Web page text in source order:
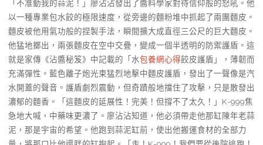
「不准動我的蒜泥！」廖沾沾發出了醬料學家對待信仰般的怒吼。他
以一種專業包水餃的極限速度，從旁邊的麵粉堆中抓起了兩團麵皮。
麵皮被他用氣功般的捏製手法，瞬間擴大成直徑三公尺的巨大麵皮。
他猛地擲出，兩張麵皮在空中交疊，變成一個半透明的防禦護盾。這
就是家傳《沾醬秘笈》中記載的「水包養網心得餃皮護盾」，薄韌而
充滿彈性。藍色離子炮光束猛烈地擊中麵皮護盾，發出了一聲像是汽
水開蓋的聲音。護盾劇烈震動，但奇蹟般地擋住了攻擊，只是散發出
濃郁的麵香。「這麵皮的延展性！完美！但撐不了太久！」K-999焦
急地大喊，中藥味更濃了。廖沾沾知道，他必須帶走他那缸陳年老蒜
泥，那是宇宙的希望。他跑到蒜泥缸前，使出他搬運食材的全部力